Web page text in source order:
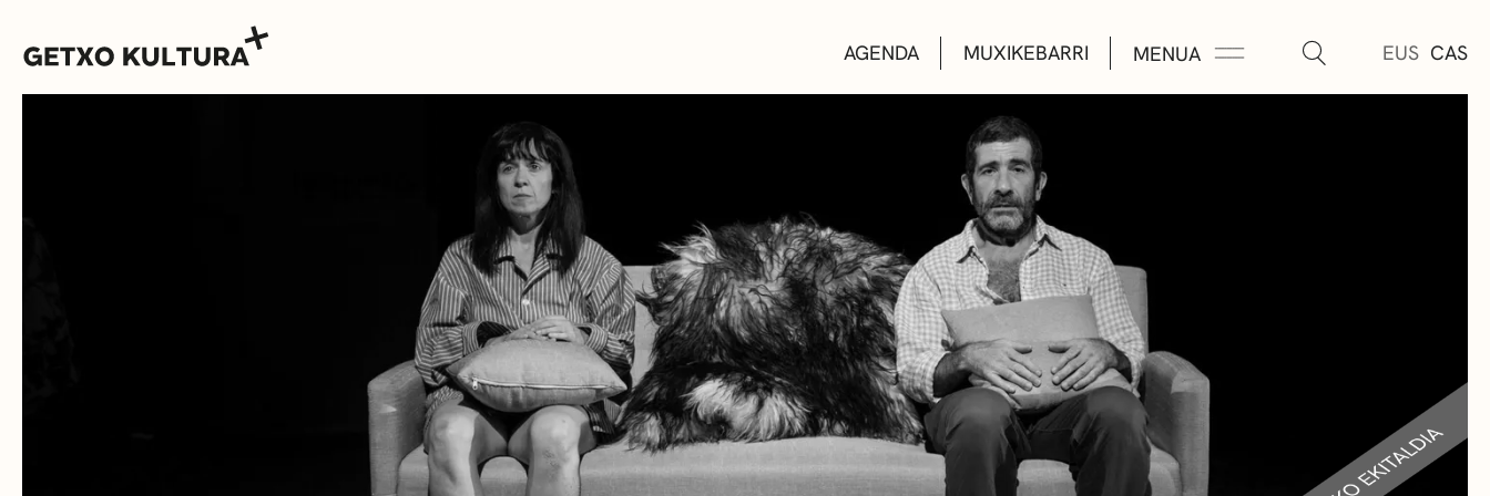
AGENDA MUXIKEBARRI MENUA EUS CAS
MUXIKEBARRI
KONTAKTUA
KULTUR ETXEAK
LIBURUTEGIAK
MUSIKA ESKOLA